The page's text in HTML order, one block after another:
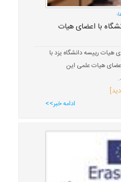
با اعضای هیات
اعضای هیات رییسه دانشگاه یزد با
هیات علمی این
ادامه خبر>>